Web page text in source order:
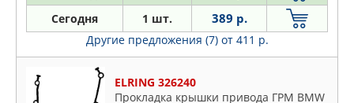
Сегодня 1 шт. 389 р.
Другие предложения (7) от 411 р.
ELRING 326240
Прокладка крышки привода ГРМ BMW